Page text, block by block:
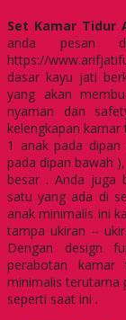
Set Kamar Tidur
anda pesan
https://
dasar kayu jati
yang akan
nyaman dan
kelengkapan
1 anak pada
pada dipan bawah
besar . Anda juga
satu yang ada di
anak minimalis ini
tampa ukiran –
Dengan design
perabotan
minimalis terutama
seperti saat ini .